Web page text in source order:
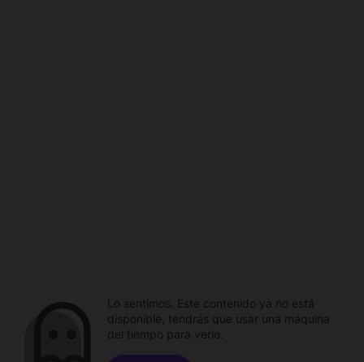
Lo sentimos. Este contenido ya no está
disponible, tendrás que usar una máquina
del tiempo para verlo.